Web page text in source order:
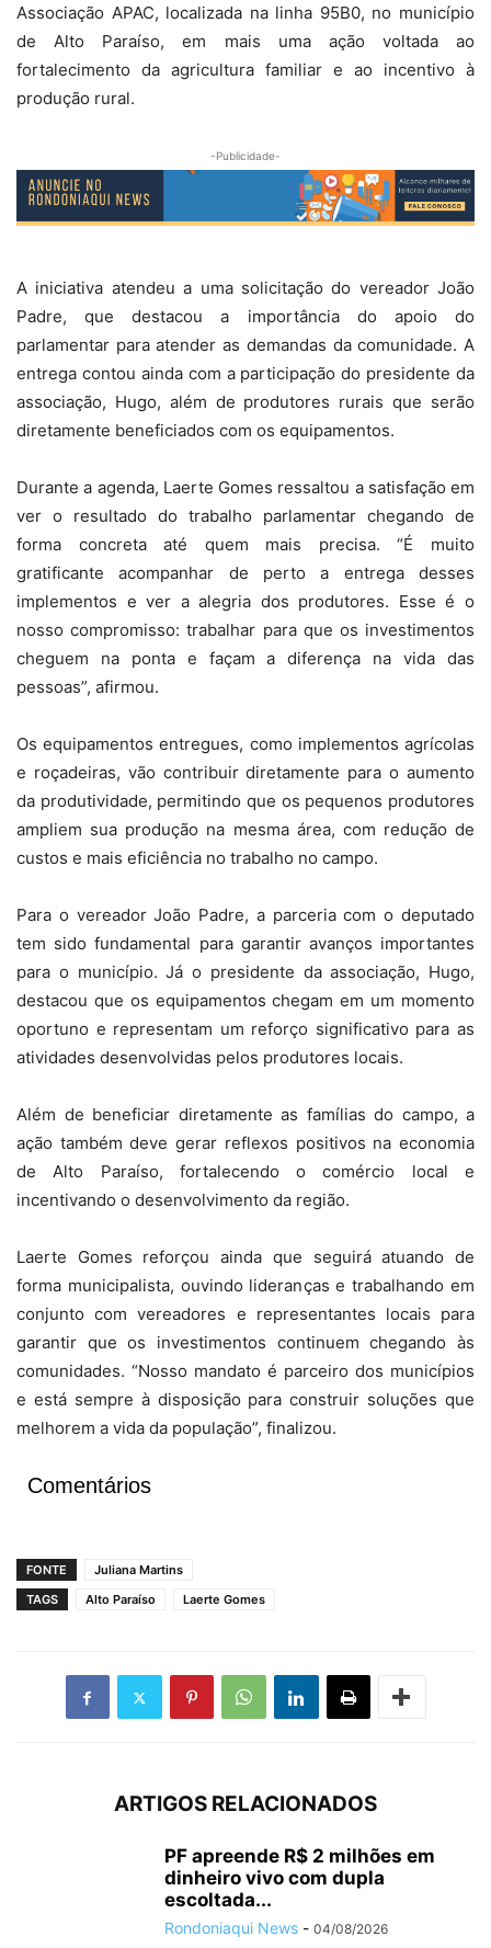
Associação APAC, localizada na linha 95B0, no município
de Alto Paraíso, em mais uma ação voltada ao
fortalecimento da agricultura familiar e ao incentivo à
produção rural.
-Publicidade-
A iniciativa atendeu a uma solicitação do vereador João
Padre, que destacou a importância do apoio do
parlamentar para atender as demandas da comunidade. A
entrega contou ainda com a participação do presidente da
associação, Hugo, além de produtores rurais que serão
diretamente beneficiados com os equipamentos.
Durante a agenda, Laerte Gomes ressaltou a satisfação em
ver o resultado do trabalho parlamentar chegando de
forma concreta até quem mais precisa. “É muito
gratificante acompanhar de perto a entrega desses
implementos e ver a alegria dos produtores. Esse é o
nosso compromisso: trabalhar para que os investimentos
cheguem na ponta e façam a diferença na vida das
pessoas”, afirmou.
Os equipamentos entregues, como implementos agrícolas
e roçadeiras, vão contribuir diretamente para o aumento
da produtividade, permitindo que os pequenos produtores
ampliem sua produção na mesma área, com redução de
custos e mais eficiência no trabalho no campo.
Para o vereador João Padre, a parceria com o deputado
tem sido fundamental para garantir avanços importantes
para o município. Já o presidente da associação, Hugo,
destacou que os equipamentos chegam em um momento
oportuno e representam um reforço significativo para as
atividades desenvolvidas pelos produtores locais.
Além de beneficiar diretamente as famílias do campo, a
ação também deve gerar reflexos positivos na economia
de Alto Paraíso, fortalecendo o comércio local e
incentivando o desenvolvimento da região.
Laerte Gomes reforçou ainda que seguirá atuando de
forma municipalista, ouvindo lideranças e trabalhando em
conjunto com vereadores e representantes locais para
garantir que os investimentos continuem chegando às
comunidades. “Nosso mandato é parceiro dos municípios
e está sempre à disposição para construir soluções que
melhorem a vida da população”, finalizou.
Comentários
FONTE
Juliana Martins
TAGS
Alto Paraíso Laerte Gomes
ARTIGOS RELACIONADOS
PF apreende R$ 2 milhões em
dinheiro vivo com dupla
escoltada...
Rondoniaqui News - 04/08/2026